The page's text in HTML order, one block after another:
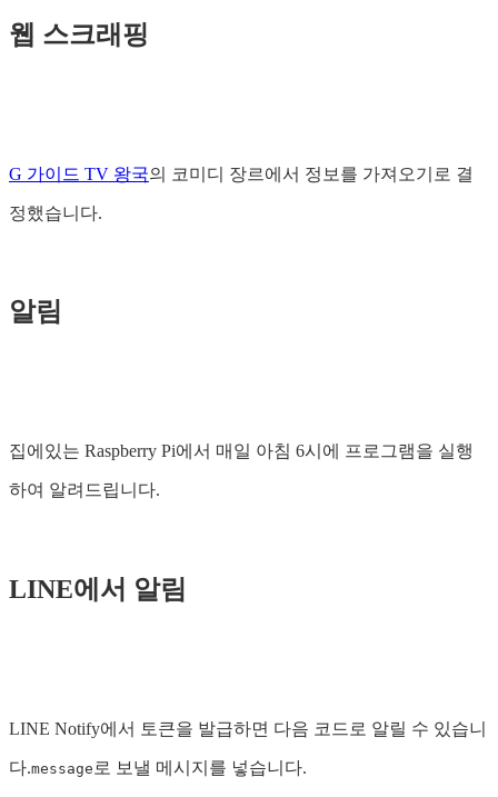
웹 스크래핑
G 가이드 TV 왕국의 코미디 장르에서 정보를 가져오기로 결
정했습니다.
알림
집에있는 Raspberry Pi에서 매일 아침 6시에 프로그램을 실행
하여 알려드립니다.
LINE에서 알림
LINE Notify에서 토큰을 발급하면 다음 코드로 알릴 수 있습니
다.message 로 보낼 메시지를 넣습니다.